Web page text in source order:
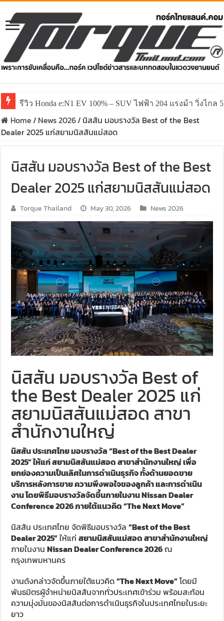
รีวิว Honda e:N1 EV 100% – SUV ไฟฟ้า 204 แรงม้า วิ่งไกล
Home/ News 2026/ นิสสัน มอบรางวัล Best of the Best
Dealer 2025 แก่สยามนิสสันแม่สอด
นิสสัน มอบรางวัล Best of the Best
Dealer 2025 แก่สยามนิสสันแม่สอด
Torque Thailand May 30, 2026 News 2026
นิสสัน มอบรางวัล Best of
the Best Dealer 2025 แก่
สยามนิสสันแม่สอด สาขา
สำนักงานใหญ่
นิสสัน ประเทศไทย มอบรางวัล “Best of the Best Dealer
2025” ให้แก่ สยามนิสสันแม่สอด สาขาสำนักงานใหญ่ เพื่อ
ยกย่องความเป็นเลิศในการดำเนินธุรกิจ ทั้งด้านยอดขาย
บริการหลังการขาย ความพึงพอใจของลูกค้า และการดำเนิน
งาน โดยพิธีมอบรางวัลจัดขึ้นภายในงาน Nissan Dealer
Conference 2026 ภายใต้แนวคิด “The Next Move”
นิสสัน ประเทศไทย จัดพิธีมอบรางวัล“Best of the Best
Dealer 2025”ให้แก่สยามนิสสันแม่สอด สาขาสำนักงานใหญ่
ภายในงานNissan Dealer Conference 2026ณ
กรุงเทพมหานคร
งานดังกล่าวจัดขึ้นภายใต้แนวคิด“The Next Move”โดยมี
พันธมิตรผู้จำหน่ายนิสสันจากทั่วประเทศเข้าร่วม พร้อมสะท้อน
ความมุ่งมั่นของนิสสันต่อการดำเนินธุรกิจในประเทศไทยในระยะ
ยาว